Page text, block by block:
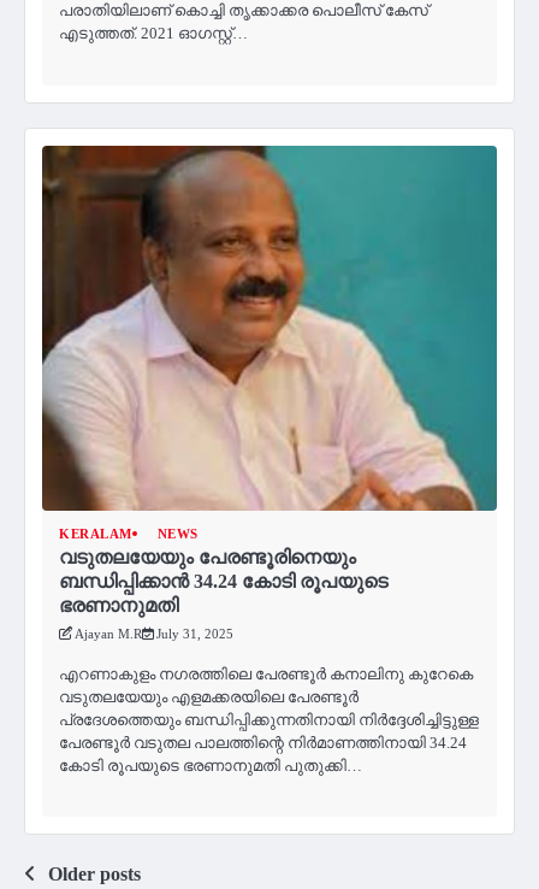
പരാതിയിലാണ് കൊച്ചി തൃക്കാക്കര പൊലീസ് കേസ്
എടുത്തത്. 2021 ഓഗസ്റ്റ്…
KERALAM NEWS
വടുതലയേയും പേരണ്ടൂരിനെയും
ബന്ധിപ്പിക്കാൻ 34.24 കോടി രൂപയുടെ
ഭരണാനുമതി
Ajayan M.R July 31, 2025
എറണാകുളം നഗരത്തിലെ പേരണ്ടൂർ കനാലിനു കുറേകെ
വടുതലയേയും എളമക്കരയിലെ പേരണ്ടൂർ
പ്രദേശത്തെയും ബന്ധിപ്പിക്കുന്നതിനായി നിർദ്ദേശിച്ചിട്ടുള്ള
പേരണ്ടൂർ വടുതല പാലത്തിന്റെ നിർമാണത്തിനായി 34.24
കോടി രൂപയുടെ ഭരണാനുമതി പുതുക്കി…
Posts
Older posts